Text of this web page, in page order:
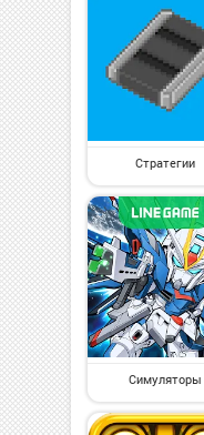
Стратегии
Симуляторы